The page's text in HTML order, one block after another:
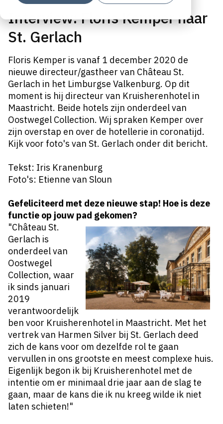
Interview: Floris Kemper naar
St. Gerlach
Floris Kemper is vanaf 1 december 2020 de
nieuwe directeur/gastheer van Château St.
Gerlach in het Limburgse Valkenburg. Op dit
moment is hij directeur van Kruisherenhotel in
Maastricht. Beide hotels zijn onderdeel van
Oostwegel Collection. Wij spraken Kemper over
zijn overstap en over de hotellerie in coronatijd.
Kijk voor foto's van St. Gerlach onder dit bericht.
Tekst: Iris Kranenburg
Foto's: Etienne van Sloun
Gefeliciteerd met deze nieuwe stap! Hoe is deze
functie op jouw pad gekomen?
"Château St.
Gerlach is
onderdeelvan
Oostwegel
Collection, waar
iksinds januari
2019
verantwoordelijk
ben voor Kruisherenhotel in Maastricht. Met het
vertrek van Harmen Silver bij St. Gerlach deed
zich de kans voor om dezelfde rol te gaan
vervullen in ons grootste en meest complexe huis.
Eigenlijk begon ik bij Kruisherenhotel met de
intentie om er minimaal drie jaar aan de slag te
gaan, maar de kans die ik nu kreeg wilde ik niet
laten schieten!"